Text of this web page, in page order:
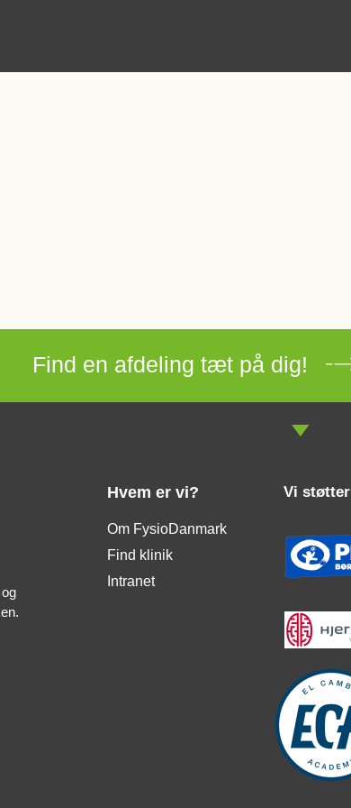
Find en afdeling tæt på dig!
Hvem er vi?
Om FysioDanmark
Find klinik
Intranet
Vi støtter